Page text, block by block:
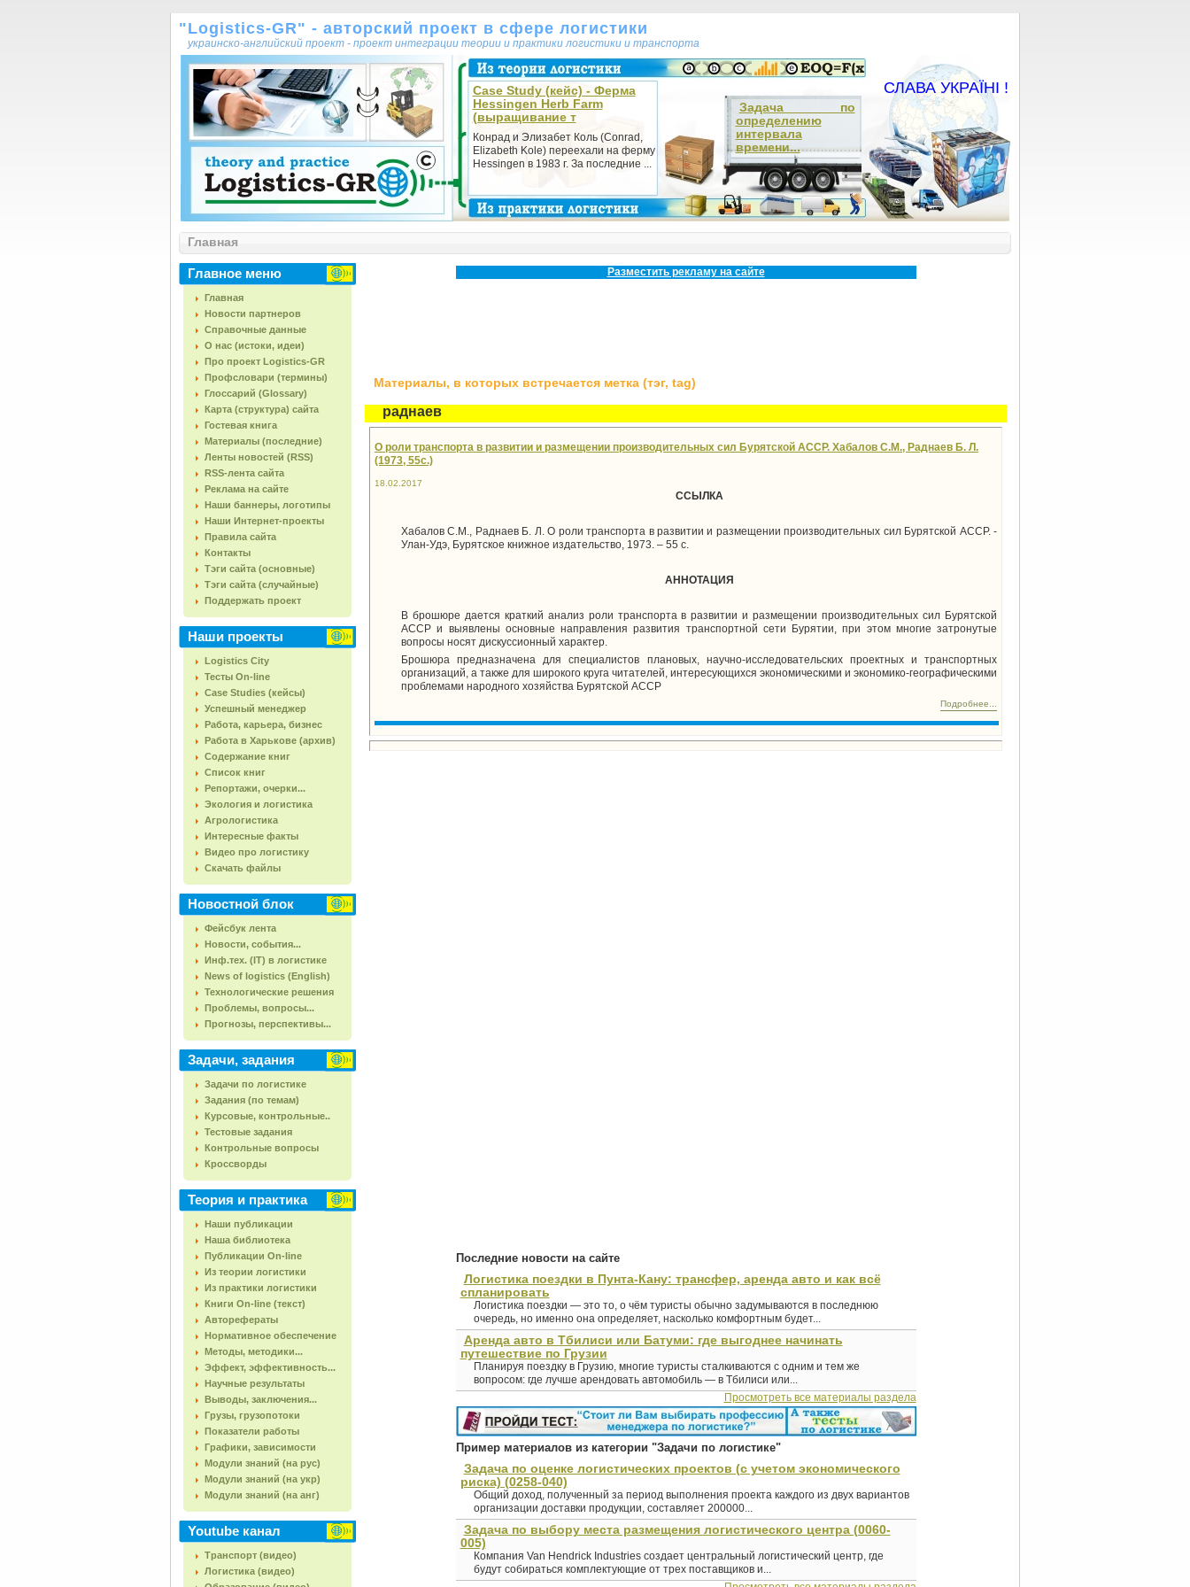
"Logistics-GR" - авторский проект в сфере логистики
украинско-английский проект - проект интеграции теории и практики логистики и транспорта
Case Study (кейс) - Ферма
Hessingen Herb Farm
(выращивание т
Конрад и Элизабет Коль (Conrad,
Elizabeth Kole) переехали на ферму
Hessingen в 1983 г. За последние ...
Задача по
определению
интервала
времени...
СЛАВА УКРАЇНІ !
Главная
Главное меню
Главная
Новости партнеров
Справочные данные
О нас (истоки, идеи)
Про проект Logistics-GR
Профсловари (термины)
Глоссарий (Glossary)
Карта (структура) сайта
Гостевая книга
Материалы (последние)
Ленты новостей (RSS)
RSS-лента сайта
Реклама на сайте
Наши баннеры, логотипы
Наши Интернет-проекты
Правила сайта
Контакты
Тэги сайта (основные)
Тэги сайта (случайные)
Поддержать проект
Наши проекты
Logistics City
Тесты On-line
Case Studies (кейсы)
Успешный менеджер
Работа, карьера, бизнес
Работа в Харькове (архив)
Содержание книг
Список книг
Репортажи, очерки...
Экология и логистика
Агрологистика
Интересные факты
Видео про логистику
Скачать файлы
Новостной блок
Фейсбук лента
Новости, события...
Инф.тех. (IT) в логистике
News of logistics (English)
Технологические решения
Проблемы, вопросы...
Прогнозы, перспективы...
Задачи, задания
Задачи по логистике
Задания (по темам)
Курсовые, контрольные..
Тестовые задания
Контрольные вопросы
Кроссворды
Теория и практика
Наши публикации
Наша библиотека
Публикации On-line
Из теории логистики
Из практики логистики
Книги On-line (текст)
Авторефераты
Нормативное обеспечение
Методы, методики...
Эффект, эффективность...
Научные результаты
Выводы, заключения...
Грузы, грузопотоки
Показатели работы
Графики, зависимости
Модули знаний (на рус)
Модули знаний (на укр)
Модули знаний (на анг)
Youtube канал
Транспорт (видео)
Логистика (видео)
Разместить рекламу на сайте
Материалы, в которых встречается метка (тэг, tag)
раднаев
О роли транспорта в развитии и размещении производительных сил Бурятской АССР. Хабалов С.М., Раднаев Б. Л.
(1973, 55с.)
18.02.2017
ССЫЛКА
Хабалов С.М., Раднаев Б. Л. О роли транспорта в развитии и размещении производительных сил Бурятской АССР. -
Улан-Удэ, Бурятское книжное издательство, 1973. – 55 с.
АННОТАЦИЯ
В брошюре дается краткий анализ роли транспорта в развитии и размещении производительных сил Бурятской
АССР и выявлены основные направления развития транспортной сети Бурятии, при этом многие затронутые
вопросы носят дискуссионный характер.
Брошюра предназначена для специалистов плановых, научно-исследовательских проектных и транспортных
организаций, а также для широкого круга читателей, интересующихся экономическими и экономико-географическими
проблемами народного хозяйства Бурятской ACCP
Подробнее...
Последние новости на сайте
Логистика поездки в Пунта-Кану: трансфер, аренда авто и как всё
спланировать
Логистика поездки — это то, о чём туристы обычно задумываются в последнюю
очередь, но именно она определяет, насколько комфортным будет...
Аренда авто в Тбилиси или Батуми: где выгоднее начинать
путешествие по Грузии
Планируя поездку в Грузию, многие туристы сталкиваются с одним и тем же
вопросом: где лучше арендовать автомобиль — в Тбилиси или...
Просмотреть все материалы раздела
Пример материалов из категории "Задачи по логистике"
Задача по оценке логистических проектов (с учетом экономического
риска) (0258-040)
Общий доход, полученный за период выполнения проекта каждого из двух вариантов
организации доставки продукции, составляет 200000...
Задача по выбору места размещения логистического центра (0060-
005)
Компания Van Hendrick Industries создает центральный логистический центр, где
будут собираться комплектующие от трех поставщиков и...